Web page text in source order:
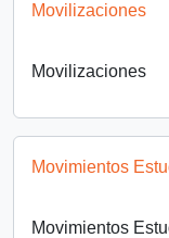
Movilizaciones
Movilizaciones
Movimientos
Movimientos